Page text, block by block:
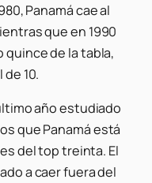
Panamá cae al
que en 1990
quince de la tabla,
10.
año estudiado
que Panamá está
del top treinta. El
a caer fuera del